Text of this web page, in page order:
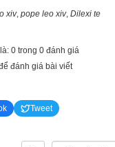
xiv, pope leo xiv, Dilexi te
0 trong 0 đánh giá
đánh giá bài viết
Tweet